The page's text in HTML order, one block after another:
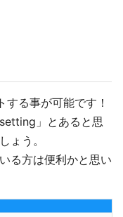
る事が可能です！
」とあると思
ょう。
る方は便利かと思い